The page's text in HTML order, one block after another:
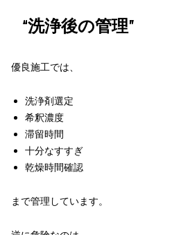
“洗浄後の管理”
優良施工では、
洗浄剤選定
希釈濃度
滞留時間
十分なすすぎ
乾燥時間確認
まで管理しています。